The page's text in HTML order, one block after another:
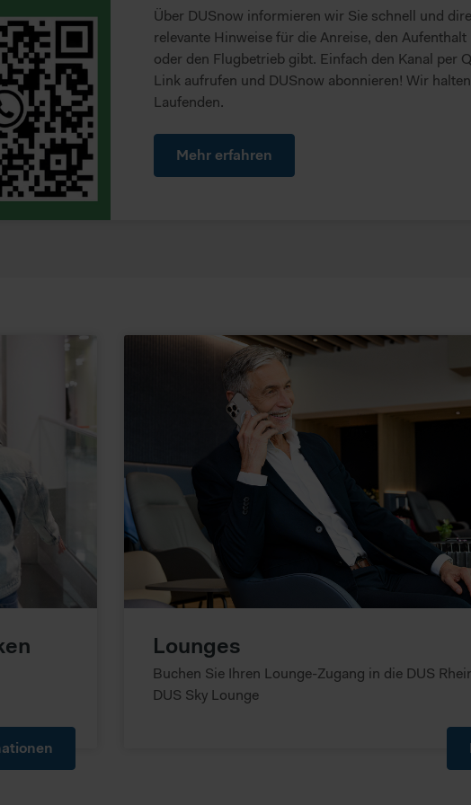
finden Sie eine Übersicht, zu welche Zwecken wir und unsere Partner Ihre
Über DUSnow informieren wir Sie schnell und
relevante Hinweise für die Anreise, den
oder den Flugbetrieb gibt. Einfach den Kanal per
Link aufrufen und DUSnow abonnieren! Wir
Laufenden.
Mehr erfahren
Lounges
Buchen Sie Ihren Lounge-Zugang in die DUS
DUS Sky Lounge